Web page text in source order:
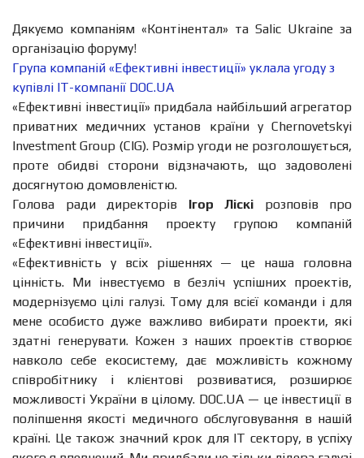
Дякуємо компаніям «Контінентал» та Salic Ukraine за
організацію форуму!
Група компаній «Ефективні інвестиції» уклала угоду з
купівлі IT-компанії DOC.UA
«Ефективні інвестиції» придбала найбільший агрегатор
приватних медичних установ країни у Chernovetskyi
Investment Group (CIG). Розмір угоди не розголошується,
проте обидві сторони відзначають, що задоволені
досягнутою домовленістю.
Голова ради директорів Ігор Ліскі розповів про
причини придбання проекту групою компаній
«Ефективні інвестиції».
«Ефективність у всіх рішеннях — це наша головна
цінність. Ми інвестуємо в безліч успішних проектів,
модернізуємо цілі галузі. Тому для всієї команди і для
мене особисто дуже важливо вибирати проекти, які
здатні генерувати. Кожен з наших проектів створює
навколо себе екосистему, дає можливість кожному
співробітнику і клієнтові розвиватися, розширює
можливості України в цілому. DOC.UA — це інвестиції в
поліпшення якості медичного обслуговування в нашій
країні. Це також значний крок для IT сектору, в успіху